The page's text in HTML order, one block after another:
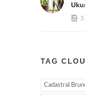
5
TAG
Cadastral